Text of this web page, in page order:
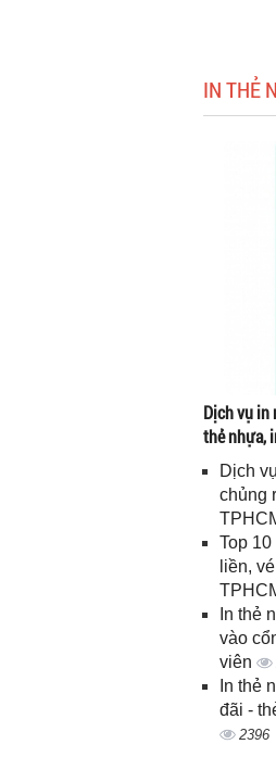
IN THẺ
Dịch vụ in
thẻ nhựa,
Dịch
chủng
Top
liền,
In thẻ
vào
viên
In thẻ
đãi -
2396